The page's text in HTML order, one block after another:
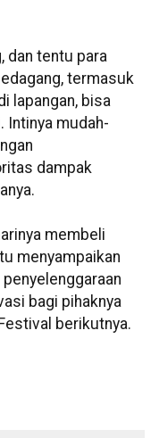
dan tentu para
termasuk
lapangan, bisa
mudah-
dampak
membeli
menyampaikan
bagi pihaknya
berikutnya.